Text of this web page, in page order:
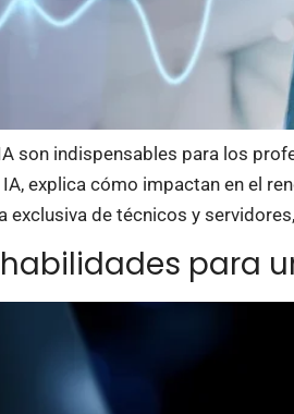
son indispensables para los
explica cómo impactan en el
exclusiva de técnicos y
para